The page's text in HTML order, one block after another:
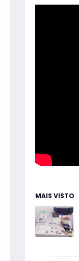
MAIS VISTO